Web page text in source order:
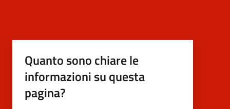
Quanto sono chiare le
informazioni su questa
pagina?